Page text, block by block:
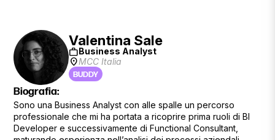
Valentina Sale
workBusiness Analyst
location_onMCC Italia
BUDDY
Biografia:
Sono una Business Analyst con alle spalle un percorso
professionale che mi ha portata a ricoprire prima ruoli di BI
Developer e successivamente di Functional Consultant,